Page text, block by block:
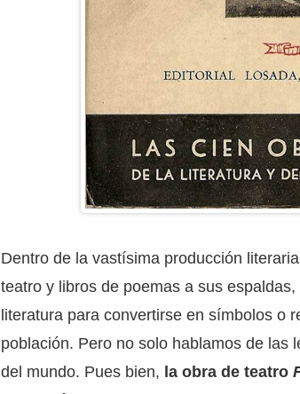
Dentro de la vastísima producción
teatro y libros de poemas a sus
literatura para convertirse en símbolos o
población. Pero no solo hablamos de las
del mundo. Pues bien, la obra de teatro